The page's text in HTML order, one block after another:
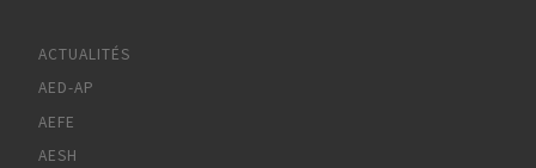
ACTUALITÉS
AED-AP
AEFE
AESH